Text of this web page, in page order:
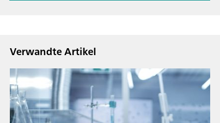
Verwandte Artikel